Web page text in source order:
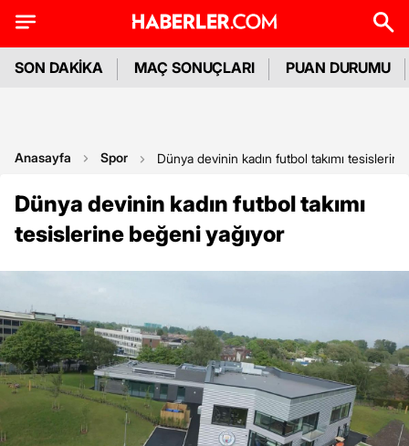
SON DAKİKA MAÇ SONUÇLARI PUAN DURUMU
Anasayfa Spor Dünya devinin kadın futbol takımı
Dünya devinin kadın futbol takımı
tesislerine beğeni yağıyor